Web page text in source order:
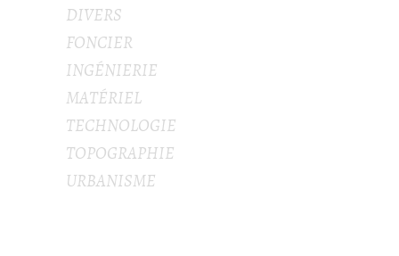
DIVERS
FONCIER
INGÉNIERIE
MATÉRIEL
TECHNOLOGIE
TOPOGRAPHIE
URBANISME